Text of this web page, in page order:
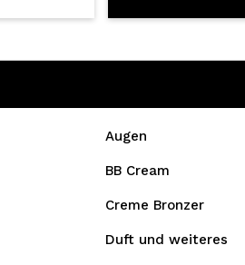
Augen
BB Cream
Creme Bronzer
Duft und weiteres